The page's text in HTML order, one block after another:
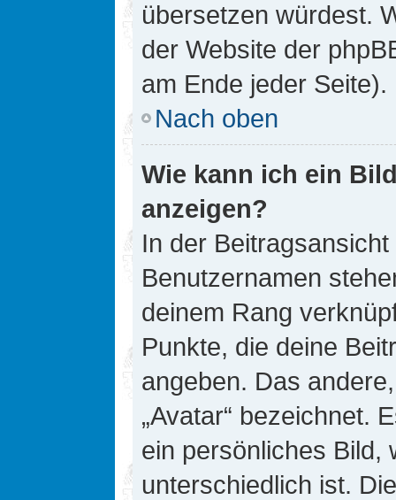
übersetzen würdest.
der Website der
am Ende jeder Seite).
Nach oben
Wie kann ich ein
anzeigen?
In der
Benutzernamen
deinem Rang
Punkte, die deine
angeben. Das
„Avatar“ bezeichnet.
ein persönliches Bild,
unterschiedlich ist.